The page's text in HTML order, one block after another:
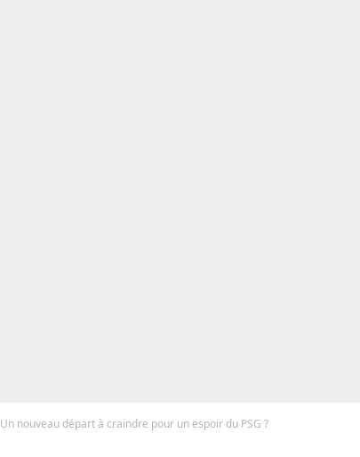
Un nouveau départ à craindre pour un espoir du PSG ?